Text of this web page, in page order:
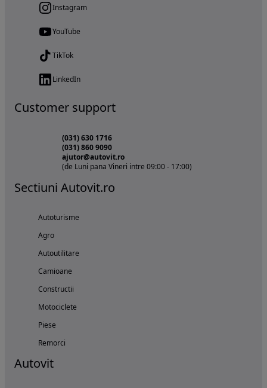
Instagram
YouTube
TikTok
LinkedIn
Customer support
(031) 630 1716
(031) 860 9090
ajutor@autovit.ro
(de Luni pana Vineri intre 09:00 - 17:00)
Sectiuni Autovit.ro
Autoturisme
Agro
Autoutilitare
Camioane
Constructii
Motociclete
Piese
Remorci
Autovit